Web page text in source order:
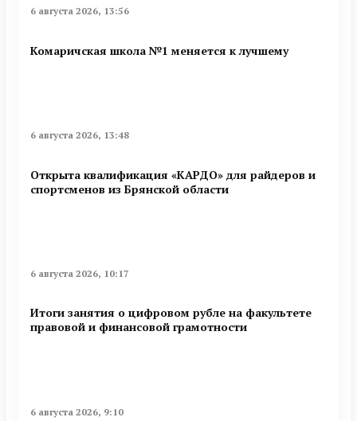
6 августа 2026, 13:56
Комаричская школа №1 меняется к лучшему
6 августа 2026, 13:48
Открыта квалификация «КАРДО» для райдеров и
спортсменов из Брянской области
6 августа 2026, 10:17
Итоги занятия о цифровом рубле на факультете
правовой и финансовой грамотности
6 августа 2026, 9:10